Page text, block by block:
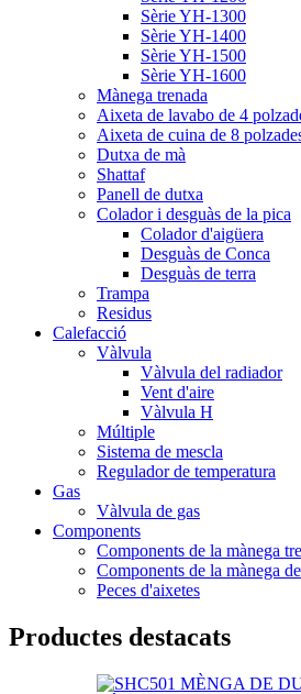
Sèrie YH-1300
Sèrie YH-1400
Sèrie YH-1500
Sèrie YH-1600
Mànega trenada
Aixeta de lavabo de 4
Aixeta de cuina de 8
Dutxa de mà
Shattaf
Panell de dutxa
Colador i desguàs de la pica
Colador d'aigüera
Desguàs de Conca
Desguàs de terra
Trampa
Residus
Calefacció
Vàlvula
Vàlvula del radiador
Vent d'aire
Vàlvula H
Múltiple
Sistema de mescla
Regulador de temperatura
Gas
Vàlvula de gas
Components
Components de la mànega
Components de la mànega
Peces d'aixetes
Productes destacats